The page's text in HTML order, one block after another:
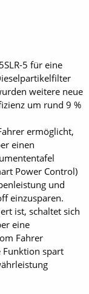
5 für eine
weitere neue
um rund 9 %
ermöglicht,
einen
Power Control)
und
einzusparen.
ist, schaltet sich
eine
Fahrer
Funktion spart